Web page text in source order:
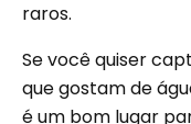
raros.
Se você quiser
que gostam de
é um bom lugar